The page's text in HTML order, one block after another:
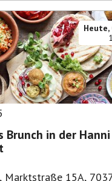
Heute,
Brunch in der
, Marktstraße 15A,